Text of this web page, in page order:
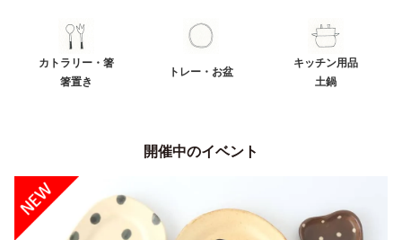
カトラリー・箸
箸置き
トレー・お盆
キッチン用品
土鍋
開催中のイベント